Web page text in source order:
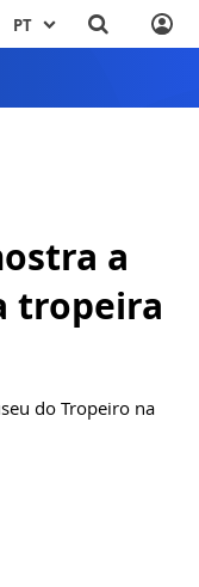
PT
a
tropeira
do Tropeiro na